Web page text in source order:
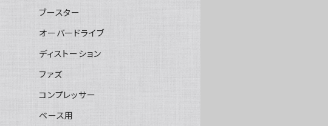
ブースター
オーバードライブ
ディストーション
ファズ
コンプレッサー
ベース用